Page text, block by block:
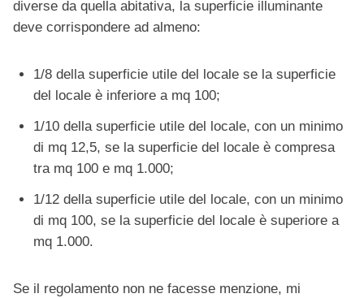
diverse da quella abitativa, la superficie illuminante
deve corrispondere ad almeno:
1/8 della superficie utile del locale se la superficie
del locale è inferiore a mq 100;
1/10 della superficie utile del locale, con un minimo
di mq 12,5, se la superficie del locale è compresa
tra mq 100 e mq 1.000;
1/12 della superficie utile del locale, con un minimo
di mq 100, se la superficie del locale è superiore a
mq 1.000.
Se il regolamento non ne facesse menzione, mi